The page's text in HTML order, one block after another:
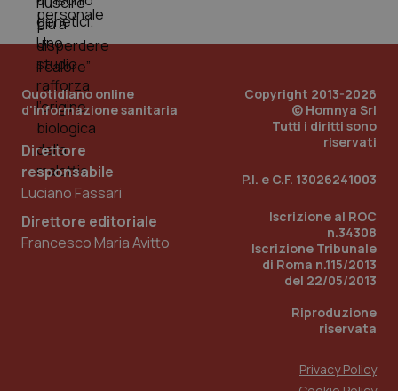
Quotidiano online
d'informazione sanitaria
Direttore
responsabile
Luciano Fassari
Direttore editoriale
Francesco Maria Avitto
Copyright 2013-2026
© Homnya Srl
Tutti i diritti sono
riservati
P.I. e C.F. 13026241003
Iscrizione al ROC
n.34308
Iscrizione Tribunale
di Roma n.115/2013
del 22/05/2013
Riproduzione
riservata
Privacy Policy